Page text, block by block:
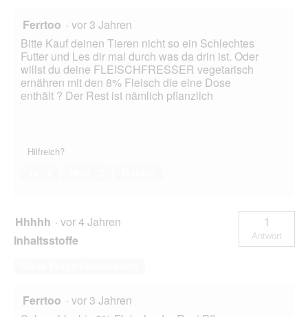
Ferrtoo · vor 3 Jahren
Bitte Kauf deinen Tieren nicht so ein Schlechtes
Futter und Les dir mal durch was da drin ist. Oder
willst du deine FLEISCHFRESSER vegetarisch
ernähren mit den 8% Fleisch die eine Dose
enthält ? Der Rest ist nämlich pflanzlich
Hilfreich?
Hhhhh · vor 4 Jahren
Inhaltsstoffe
1
Antwort
Ferrtoo · vor 3 Jahren